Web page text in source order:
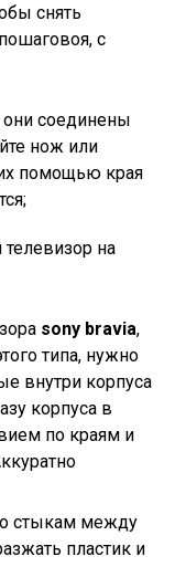
снять
с
соединены
нож или
помощью края
на
sony bravia,
типа, нужно
внутри корпуса
корпуса в
по краям и
стыкам между
пластик и